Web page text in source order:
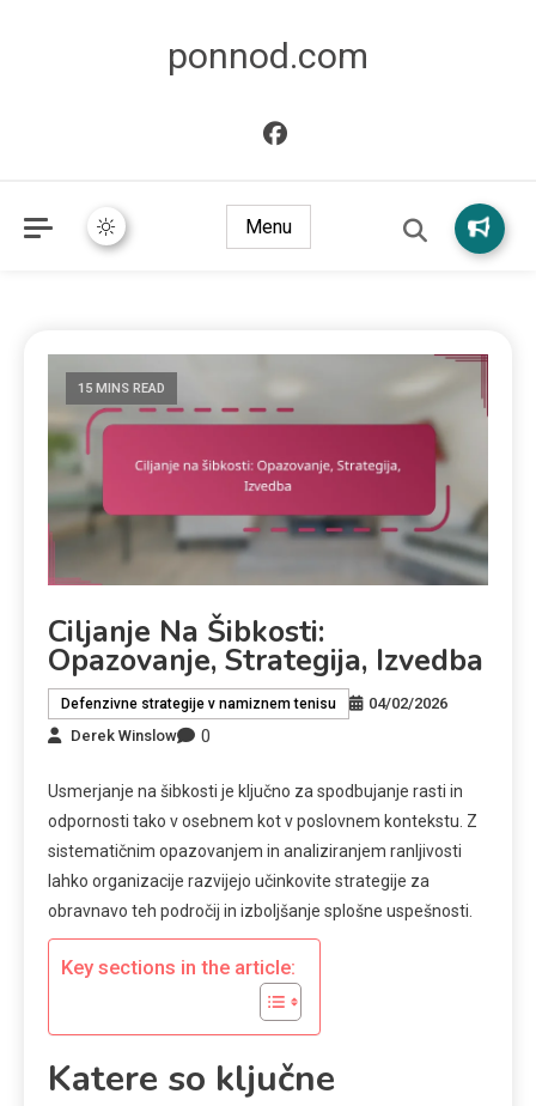
ponnod.com
Menu
15 MINS READ
Ciljanje Na Šibkosti:
Opazovanje, Strategija, Izvedba
Defenzivne strategije v namiznem tenisu
04/02/2026
Derek Winslow
0
Usmerjanje na šibkosti je ključno za spodbujanje rasti in
odpornosti tako v osebnem kot v poslovnem kontekstu. Z
sistematičnim opazovanjem in analiziranjem ranljivosti
lahko organizacije razvijejo učinkovite strategije za
obravnavo teh področij in izboljšanje splošne uspešnosti.
Key sections in the article:
Katere so ključne